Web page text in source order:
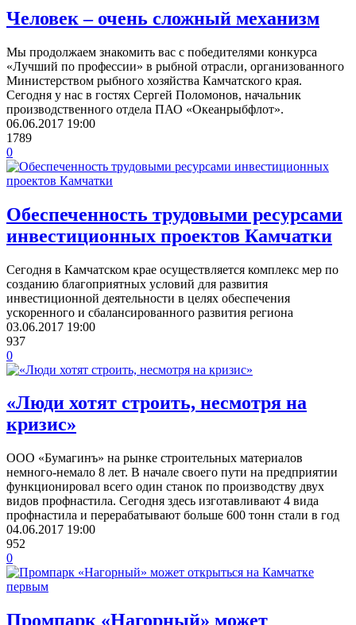
Человек – очень сложный механизм
Мы продолжаем знакомить вас с победителями конкурса
«Лучший по профессии» в рыбной отрасли, организованного
Министерством рыбного хозяйства Камчатского края.
Сегодня у нас в гостях Сергей Поломонов, начальник
производственного отдела ПАО «Океанрыбфлот».
06.06.2017 19:00
1789
0
Обеспеченность трудовыми ресурсами
инвестиционных проектов Камчатки
Сегодня в Камчатском крае осуществляется комплекс мер по
созданию благоприятных условий для развития
инвестиционной деятельности в целях обеспечения
ускоренного и сбалансированного развития региона
03.06.2017 19:00
937
0
«Люди хотят строить, несмотря на
кризис»
ООО «Бумагинъ» на рынке строительных материалов
немного-немало 8 лет. В начале своего пути на предприятии
функционировал всего один станок по производству двух
видов профнастила. Сегодня здесь изготавливают 4 вида
профнастила и перерабатывают больше 600 тонн стали в год
04.06.2017 19:00
952
0
Промпарк «Нагорный» может